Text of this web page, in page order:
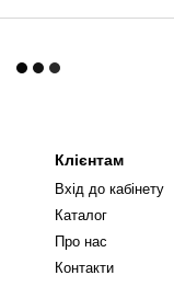
Клієнтам
Вхід до кабінету
Каталог
Про нас
Контакти